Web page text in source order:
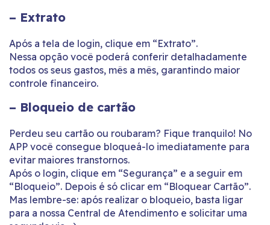
– Extrato
Após a tela de login, clique em “Extrato”.
Nessa opção você poderá conferir detalhadamente
todos os seus gastos, mês a mês, garantindo maior
controle financeiro.
– Bloqueio de cartão
Perdeu seu cartão ou roubaram? Fique tranquilo! No
APP você consegue bloqueá-lo imediatamente para
evitar maiores transtornos.
Após o login, clique em “Segurança” e a seguir em
“Bloqueio”. Depois é só clicar em “Bloquear Cartão”.
Mas lembre-se: após realizar o bloqueio, basta ligar
para a nossa Central de Atendimento e solicitar uma